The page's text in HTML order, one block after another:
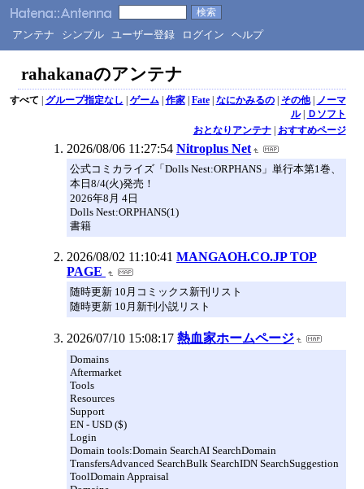
アンテナ シンプル ユーザー登録 ログイン ヘルプ
rahakanaのアンテナ
すべて | グループ指定なし | ゲーム| 作家| Fate| なにかみるの| その他| ノーマ
ル| Ｄソフト
おとなりアンテナ| おすすめページ
2026/08/06 11:27:54 Nitroplus Net
公式コミカライズ「Dolls Nest:ORPHANS」単行本第1巻、
本日8/4(火)発売！
2026年8月 4日
Dolls Nest:ORPHANS(1)
書籍
2026/08/02 11:10:41 MANGAOH.CO.JP TOP
PAGE
随時更新 10月コミックス新刊リスト
随時更新 10月新刊小説リスト
2026/07/10 15:08:17 熱血家ホームページ
Domains
Aftermarket
Tools
Resources
Support
EN - USD ($)
Login
Domain tools:Domain SearchAI SearchDomain
TransfersAdvanced SearchBulk SearchIDN SearchSuggestion
ToolDomain Appraisal